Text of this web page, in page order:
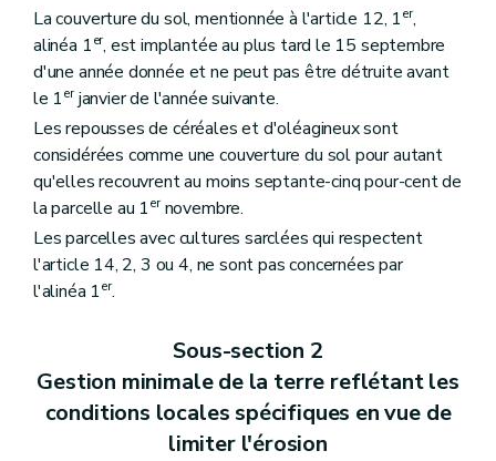
La couverture du sol, mentionnée à l'article 12, 1er,
alinéa 1er, est implantée au plus tard le 15 septembre
d'une année donnée et ne peut pas être détruite avant
le 1erjanvier de l'année suivante.
Les repousses de céréales et d'oléagineux sont
considérées comme une couverture du sol pour autant
qu'elles recouvrent au moins septante-cinq pour-cent de
la parcelle au 1ernovembre.
Les parcelles avec cultures sarclées qui respectent
l'article 14, 2, 3 ou 4, ne sont pas concernées par
l'alinéa 1er.
Sous-section 2
Gestion minimale de la terre reflétant les
conditions locales spécifiques en vue de
limiter l'érosion